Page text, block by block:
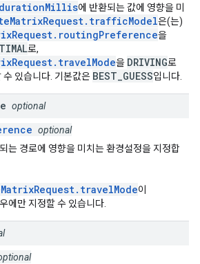
에 반환되는 값에 영향을 미
은(는)
을
로,
을 DRIVING로
수 있습니다. 기본값은 BEST_GUESS입니다.
optional
optional
는 경로에 영향을 미치는 환경설정을 지정합
이
에만 지정할 수 있습니다.